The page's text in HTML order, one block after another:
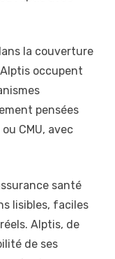
la couverture
occupent
pensées
CMU, avec
santé
lisibles, faciles
Alptis, de
de ses